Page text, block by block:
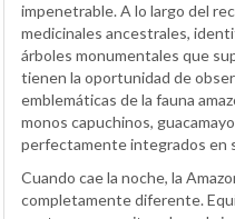
impenetrable. A lo largo del
medicinales ancestrales,
árboles monumentales que
tienen la oportunidad de
emblemáticas de la fauna
monos capuchinos,
perfectamente integrados en
Cuando cae la noche, la
completamente diferente.